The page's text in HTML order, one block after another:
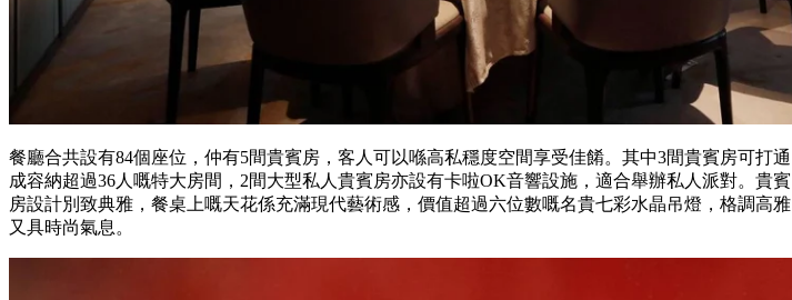
餐廳合共設有84個座位，仲有5間貴賓房，客人可以喺高私穩度空間享受佳餚。其中3間貴賓房可打通
成容納超過36人嘅特大房間，2間大型私人貴賓房亦設有卡啦OK音響設施，適合舉辦私人派對。貴賓
房設計別致典雅，餐桌上嘅天花係充滿現代藝術感，價值超過六位數嘅名貴七彩水晶吊燈，格調高雅
又具時尚氣息。